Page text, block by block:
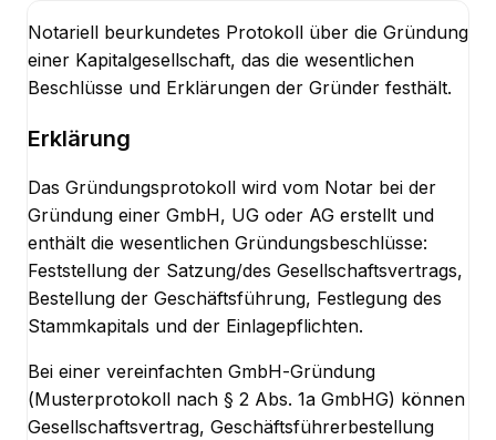
Notariell beurkundetes Protokoll über die Gründung
einer Kapitalgesellschaft, das die wesentlichen
Beschlüsse und Erklärungen der Gründer festhält.
Erklärung
Das Gründungsprotokoll wird vom Notar bei der
Gründung einer GmbH, UG oder AG erstellt und
enthält die wesentlichen Gründungsbeschlüsse:
Feststellung der Satzung/des Gesellschaftsvertrags,
Bestellung der Geschäftsführung, Festlegung des
Stammkapitals und der Einlagepflichten.
Bei einer vereinfachten GmbH-Gründung
(Musterprotokoll nach § 2 Abs. 1a GmbHG) können
Gesellschaftsvertrag, Geschäftsführerbestellung